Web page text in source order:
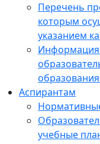
Перечень
которым
указанием
Информация
Аспирантам
учебные